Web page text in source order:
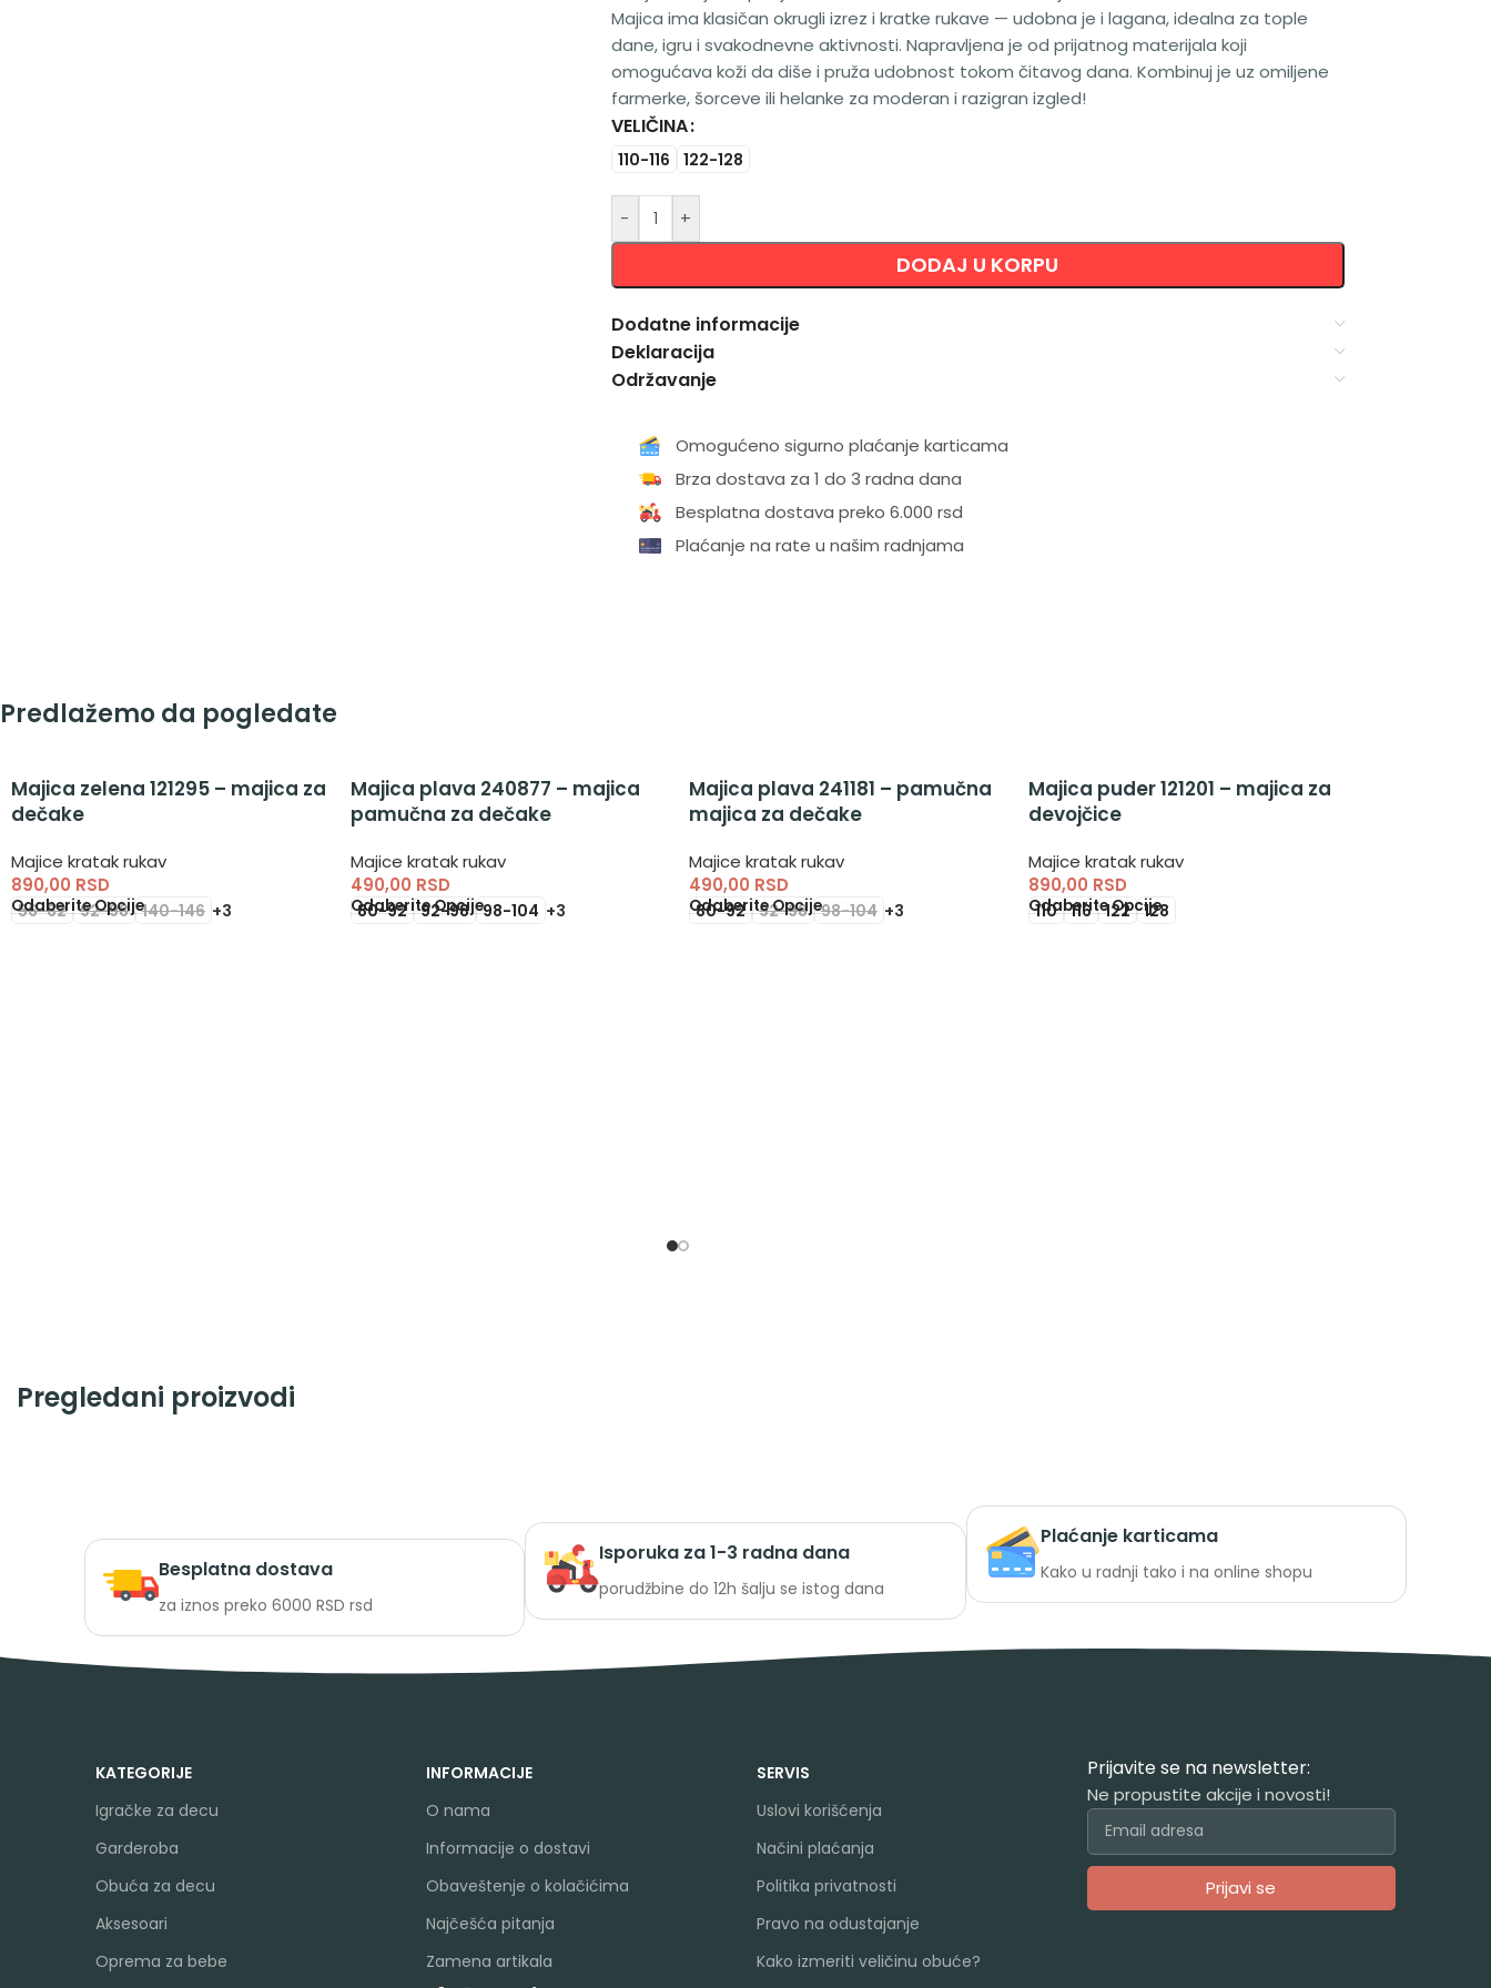
Majica ima klasičan okrugli izrez i kratke rukave — udobna je i lagana, idealna za tople
dane, igru i svakodnevne aktivnosti. Napravljena je od prijatnog materijala koji
omogućava koži da diše i pruža udobnost tokom čitavog dana. Kombinuj je uz omiljene
farmerke, šorceve ili helanke za moderan i razigran izgled!
VELIČINA
110-116 122-128
- +
DODAJ U KORPU
Alternative:
Dodatne informacije
Deklaracija
Održavanje
Omogućeno sigurno plaćanje karticama
Brza dostava za 1 do 3 radna dana
Besplatna dostava preko 6.000 rsd
Plaćanje na rate u našim radnjama
Predlažemo da pogledate
Majica zelena 121295 – majica za
dečake
Majice kratak rukav
890,00 RSD
Odaberite Opcije
56-62 92-98 140-146 +3
Majica plava 240877 – majica
pamučna za dečake
Majice kratak rukav
490,00 RSD
Odaberite Opcije
80-92 92-98 98-104 +3
Majica plava 241181 – pamučna
majica za dečake
Majice kratak rukav
490,00 RSD
Odaberite Opcije
80-92 92-98 98-104 +3
Majica puder 121201 – majica za
devojčice
Majice kratak rukav
890,00 RSD
Odaberite Opcije
110 116 122 128
Pregledani proizvodi
Besplatna dostava
za iznos preko 6000 RSD rsd
Isporuka za 1-3 radna dana
porudžbine do 12h šalju se istog dana
Plaćanje karticama
Kako u radnji tako i na online shopu
KATEGORIJE
Igračke za decu
Garderoba
Obuća za decu
Aksesoari
Oprema za bebe
INFORMACIJE
O nama
Informacije o dostavi
Obaveštenje o kolačićima
Najčešća pitanja
Zamena artikala
SERVIS
Uslovi korišćenja
Načini plaćanja
Politika privatnosti
Pravo na odustajanje
Kako izmeriti veličinu obuće?
Prijavite se na newsletter:
Ne propustite akcije i novosti!
Prijavi se